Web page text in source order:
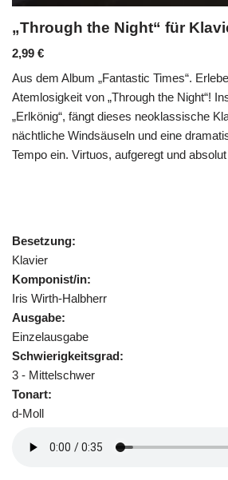
„Through the Night“ für
2,99 €
Aus dem Album „Fantastic Times“.
Atemlosigkeit von „Through the Night“!
„Erlkönig“, fängt dieses neoklassische
nächtliche Windsäuseln und eine
Tempo ein. Virtuos, aufgeregt und
Besetzung:
Klavier
Komponist/in:
Iris Wirth-Halbherr
Ausgabe:
Einzelausgabe
Schwierigkeitsgrad:
3 - Mittelschwer
Tonart:
d-Moll